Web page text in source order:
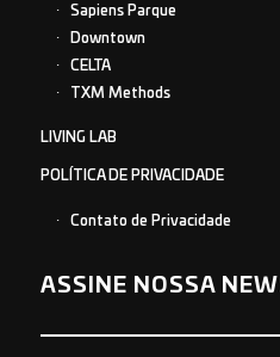
Sapiens Parque
Downtown
CELTA
TXM Methods
LIVING LAB
POLÍTICA DE PRIVACIDADE
Contato de Privacidade
ASSINE NOSSA